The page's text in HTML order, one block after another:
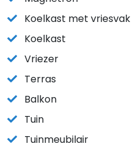
Koelkast met vriesvak
Koelkast
Vriezer
Terras
Balkon
Tuin
Tuinmeubilair